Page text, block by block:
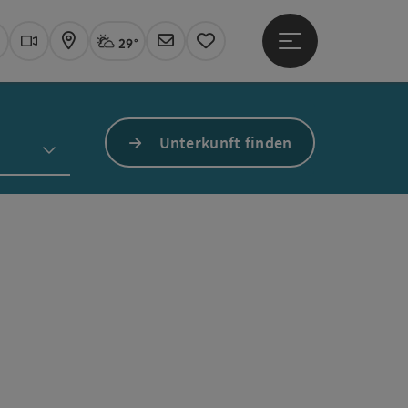
Webcams
KarteAktuelles Wetter Linz, stark bewölkt
29°
Newsletter
Merkzettel
Hauptmenü öffnen
Unterkunft finden